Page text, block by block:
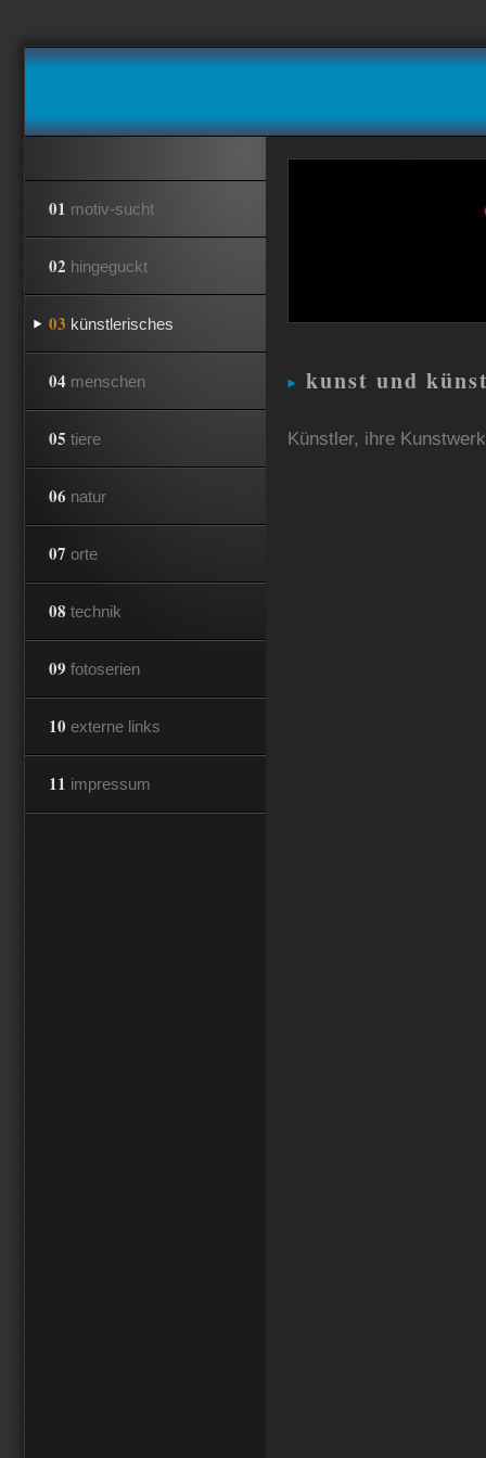
01 motiv-sucht
02 hingeguckt
03 künstlerisches
04 menschen
05 tiere
06 natur
07 orte
08 technik
09 fotoserien
10 externe links
11 impressum
kunst und
Künstler, ihre